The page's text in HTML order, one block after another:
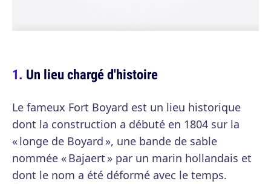
Un lieu chargé d'histoire
Le fameux Fort Boyard est un lieu historique
dont la construction a débuté en 1804 sur la
« longe de Boyard », une bande de sable
nommée « Bajaert » par un marin hollandais et
dont le nom a été déformé avec le temps.